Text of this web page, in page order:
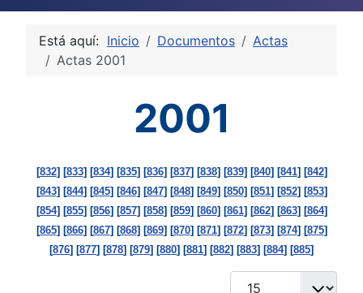
Está aquí: Inicio Documentos
Actas
Actas 2001
2001
[832] [833] [834] [835] [836] [837] [838] [839] [840] [841] [842]
[843] [844] [845] [846] [847] [848] [849] [850] [851] [852] [853]
[854] [855] [856] [857] [858] [859] [860] [861] [862] [863] [864]
[865] [866] [867] [868] [869] [870] [871] [872] [873] [874] [875]
[876] [877] [878] [879] [880] [881] [882] [883] [884] [885]
Cantidad